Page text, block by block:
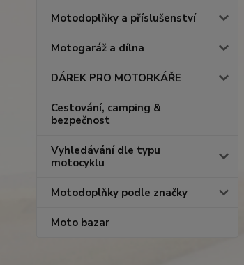
Motodoplňky a příslušenství
Motogaráž a dílna
DÁREK PRO MOTORKÁŘE
Cestování, camping &
bezpečnost
Vyhledávání dle typu
motocyklu
Motodoplňky podle značky
Moto bazar